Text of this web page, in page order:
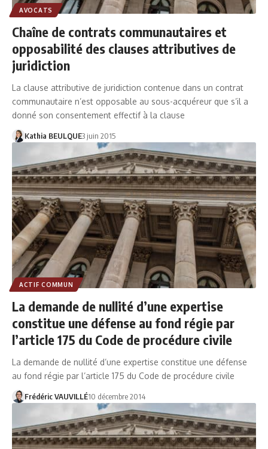
AVOCATS
Chaîne de contrats communautaires et
opposabilité des clauses attributives de
juridiction
La clause attributive de juridiction contenue dans un contrat
communautaire n’est opposable au sous-acquéreur que s’il a
donné son consentement effectif à la clause
Kathia BEULQUE3 juin 2015
ACTIF COMMUN
La demande de nullité d’une expertise
constitue une défense au fond régie par
l’article 175 du Code de procédure civile
La demande de nullité d’une expertise constitue une défense
au fond régie par l’article 175 du Code de procédure civile
Frédéric VAUVILLÉ10 décembre 2014